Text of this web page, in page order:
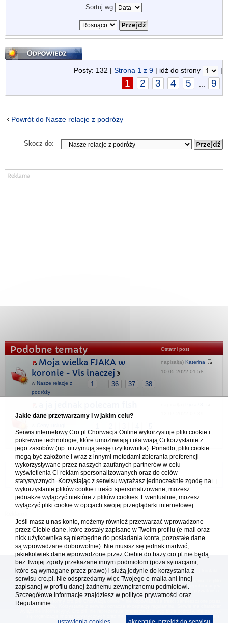
Sortuj wg
Odpowiedz
Posty: 132 | Strona 1 z 9 | idź do strony |
1 2 3 4 5 9
Powrót do Nasze relacje z podróży
Skocz do:
Podobne tematy Ostatni post
Moja wielka FJAKA w
koronie - Vis inaczej
1 36 37 38
w Nasze relacje z
podróży
napisał(a) Katerina
10.05.2022 01:58
picnic :)
przepisy, porady
różne
Forum Chorwacja Online - Cro.pl
Usuń ciasteczka• Strefa czasowa: UTC + 1 (Polska - czas zimowy) [ DST
[reklama ] [
Platforma cro.pl© Chorwacja online™ wykorzystuje cookies do prawidłowego działania, te pliki
gromadzą na Twoim komputerze dane ułatwiające korzystanie z serwisu; więcej informacji w
Redakcja platformy cro.pl© Chorwacja online™ nie odpowiada za treści zamieszczone przez
użytkowników. Korzystanie z serwisu oznacza akceptację regulaminu. Serwis ma charakter
się organizacją imprez turystycznych oraz nie odpowiada za treść zamieszczonych reklam.
Jakie dane przetwarzamy i w jakim celu?
Serwis internetowy Cro.pl Chorwacja Online wykorzystuje pliki cookie i
pokrewne technologie, które umożliwiają i ułatwiają Ci korzystanie z
jego zasobów (np. utrzymują sesję użytkownika). Ponadto, pliki cookie
mogą być założone i wraz z innymi metodami zbierania preferencji
wykorzystywane przez naszych zaufanych partnerów w celu
wyświetlenia Ci reklam spersonalizowanych oraz do celów
statystycznych. Korzystając z serwisu wyrażasz jednocześnie zgodę na
wykorzystanie plików cookie i treści spersonalizowane, możesz
jednakże wyłączyć niektóre z plików cookies. Ewentualnie, możesz
wyłączyć pliki cookie w opcjach swojej przeglądarki internetowej.
Jeśli masz u nas konto, możemy również przetwarzać wprowadzone
przez Ciebie dane, które zostały zapisane w Twoim profilu (e-mail oraz
nick użytkownika są niezbędne do posiadania konta, pozostałe dane
są wprowadzane dobrowolnie). Nie musisz się jednak martwić,
jakiekolwiek dane wprowadzone przez Ciebie do bazy cro.pl nie będą
bez Twojej zgody przekazane innym podmiotom (poza sytuacjami,
które są wymagane przez prawo) i służą jedynie do korzystania z
serwisu cro.pl. Nie odsprzedamy więc Twojego e-maila ani innej
zapisanej w profilu danej żadnemu zewnętrznemu podmiotowi.
Szczegółowe informacje znajdziesz w polityce prywatności oraz
Regulaminie.